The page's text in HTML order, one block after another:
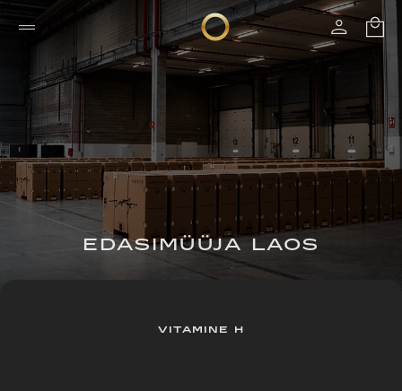
EDASIMÜÜJA LAOS
VITAMINE H